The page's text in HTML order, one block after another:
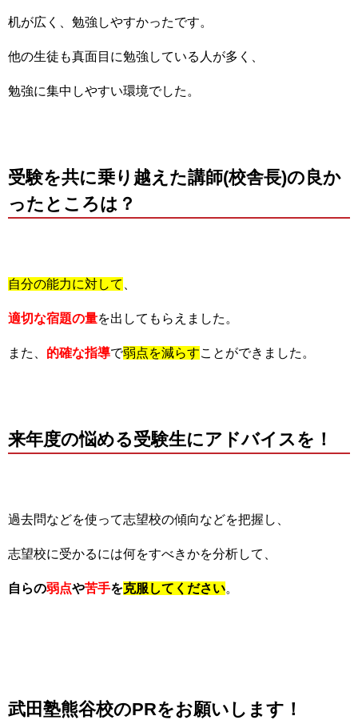
机が広く、勉強しやすかったです。
他の生徒も真面目に勉強している人が多く、
勉強に集中しやすい環境でした。
受験を共に乗り越えた講師(校舎長)の良か
ったところは？
自分の能力に対して
適切な宿題の量を出してもらえました。
また、 的確な指導で弱点を減らすことができました。
来年度の悩める受験生にアドバイスを！
過去問などを使って志望校の傾向などを把握し、
志望校に受かるには何をすべきかを分析して、
自らの弱点や苦手を克服してください。
武田塾熊谷校のPRをお願いします！